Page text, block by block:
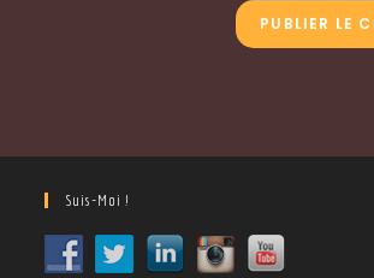
Suis-Moi !